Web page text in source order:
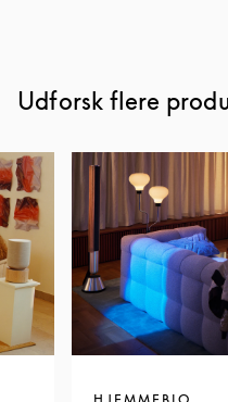
Udforsk flere